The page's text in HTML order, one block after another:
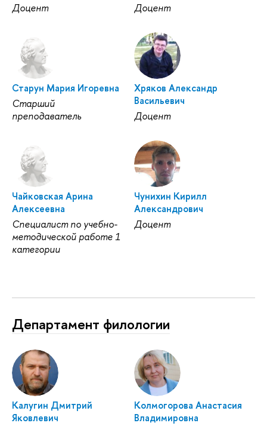
Доцент
Доцент
Старун Мария Игоревна
Старший
преподаватель
Хряков Александр
Васильевич
Доцент
Чайковская Арина
Алексеевна
Специалист по учебно-
методической работе 1
категории
Чунихин Кирилл
Александрович
Доцент
Департамент филологии
Калугин Дмитрий
Яковлевич
Колмогорова Анастасия
Владимировна